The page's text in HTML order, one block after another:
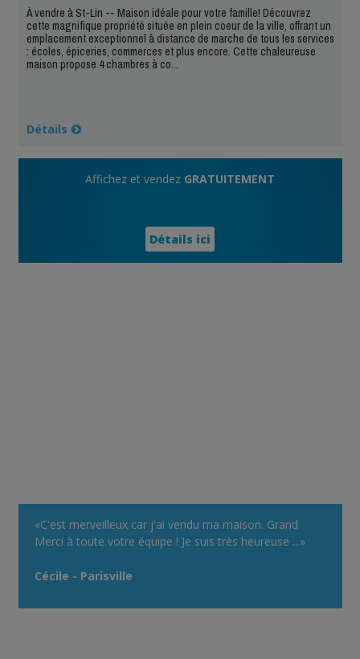
À vendre à St-Lin -- Maison idéale pour votre famille! Découvrez
cette magnifique propriété située en plein coeur de la ville, offrant un
emplacement exceptionnel à distance de marche de tous les services
: écoles, épiceries, commerces et plus encore. Cette chaleureuse
maison propose 4 chambres à co...
Détails
Affichez et vendez GRATUITEMENT
Détails ici
«C'est merveilleux car j'ai vendu ma maison. Grand
Merci à toute votre équipe ! Je suis très heureuse ...»
Cécile - Parisville